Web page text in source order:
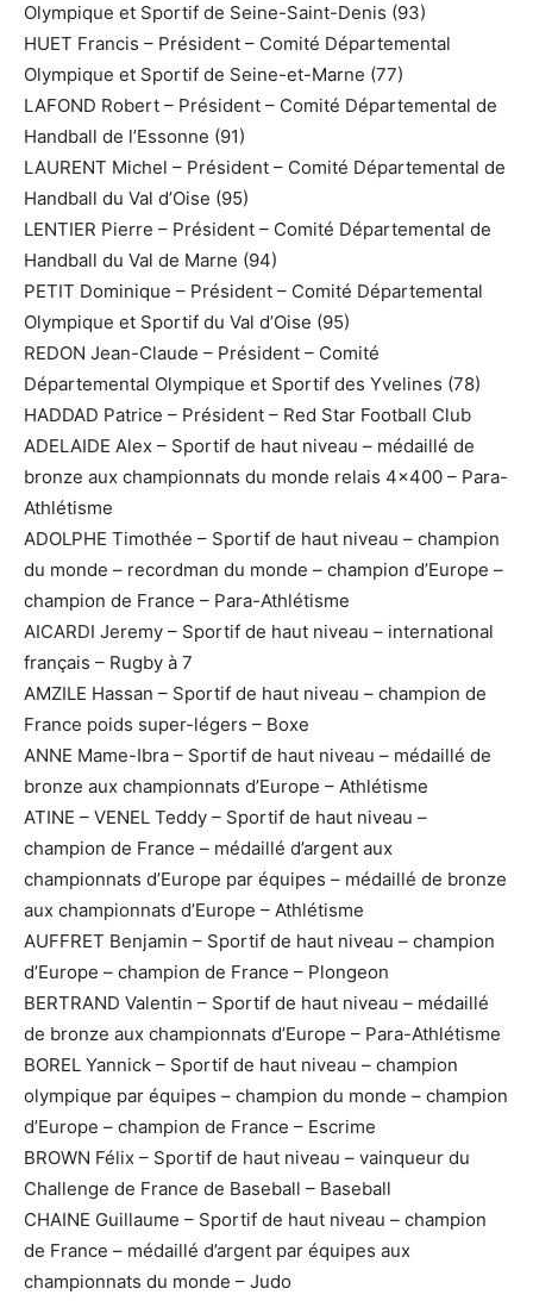
Olympique et Sportif de Seine-Saint-Denis (93)
HUET Francis – Président – Comité Départemental
Olympique et Sportif de Seine-et-Marne (77)
LAFOND Robert – Président – Comité Départemental de
Handball de l’Essonne (91)
LAURENT Michel – Président – Comité Départemental de
Handball du Val d’Oise (95)
LENTIER Pierre – Président – Comité Départemental de
Handball du Val de Marne (94)
PETIT Dominique – Président – Comité Départemental
Olympique et Sportif du Val d’Oise (95)
REDON Jean-Claude – Président – Comité
Départemental Olympique et Sportif des Yvelines (78)
HADDAD Patrice – Président – Red Star Football Club
ADELAIDE Alex – Sportif de haut niveau – médaillé de
bronze aux championnats du monde relais 4×400 – Para-
Athlétisme
ADOLPHE Timothée – Sportif de haut niveau – champion
du monde – recordman du monde – champion d’Europe –
champion de France – Para-Athlétisme
AICARDI Jeremy – Sportif de haut niveau – international
français – Rugby à 7
AMZILE Hassan – Sportif de haut niveau – champion de
France poids super-légers – Boxe
ANNE Mame-Ibra – Sportif de haut niveau – médaillé de
bronze aux championnats d’Europe – Athlétisme
ATINE – VENEL Teddy – Sportif de haut niveau –
champion de France – médaillé d’argent aux
championnats d’Europe par équipes – médaillé de bronze
aux championnats d’Europe – Athlétisme
AUFFRET Benjamin – Sportif de haut niveau – champion
d’Europe – champion de France – Plongeon
BERTRAND Valentin – Sportif de haut niveau – médaillé
de bronze aux championnats d’Europe – Para-Athlétisme
BOREL Yannick – Sportif de haut niveau – champion
olympique par équipes – champion du monde – champion
d’Europe – champion de France – Escrime
BROWN Félix – Sportif de haut niveau – vainqueur du
Challenge de France de Baseball – Baseball
CHAINE Guillaume – Sportif de haut niveau – champion
de France – médaillé d’argent par équipes aux
championnats du monde – Judo